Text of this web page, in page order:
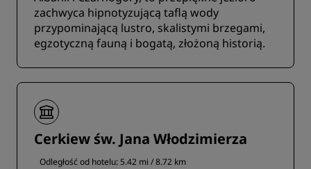
zachwyca hipnotyzującą taflą wody
przypominającą lustro, skalistymi brzegami,
egzotyczną fauną i bogatą, złożoną historią.
Cerkiew św. Jana Włodzimierza
Odległość od hotelu: 5.42 mi / 8.72 km